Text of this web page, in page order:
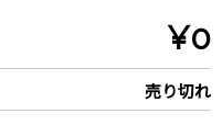
¥0
売り切れ